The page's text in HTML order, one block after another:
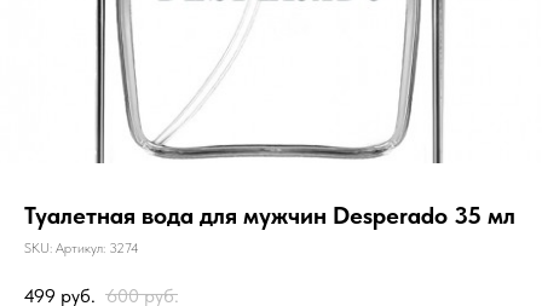
Туалетная вода для мужчин Desperado 35 мл
SKU: Артикул: 3274
499 руб. 600 руб.